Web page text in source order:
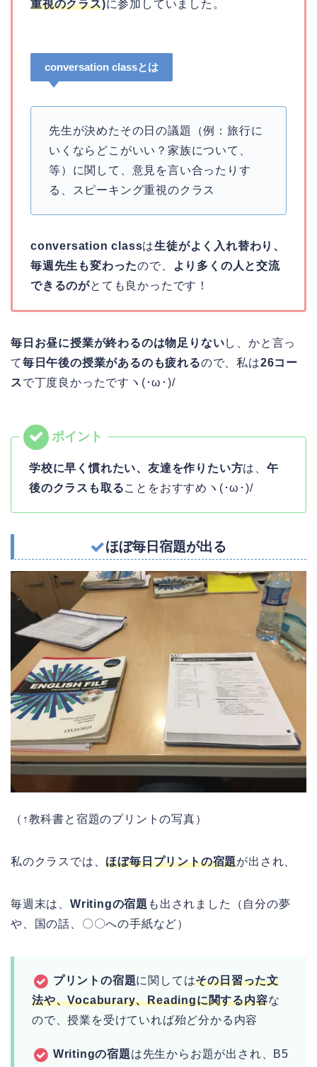
重視のクラス)に参加していました。
conversation classとは
先生が決めたその日の議題（例：旅行に
いくならどこがいい？家族について、
等）に関して、意見を言い合ったりす
る、スピーキング重視のクラス
conversation classは生徒がよく入れ替わり、
毎週先生も変わったので、
より多くの人と交流
できるのがとても良かったです！
毎日お昼に授業が終わるのは物足りないし、かと言っ
て毎日午後の授業があるのも疲れるので、私は26コー
スで丁度良かったですヽ(･ω･)/
学校に早く慣れたい、友達を作りたい方は、午
後のクラスも取ることをおすすめヽ(･ω･)/
ほぼ毎日宿題が出る
（↑教科書と宿題のプリントの写真）
私のクラスでは、ほぼ毎日プリントの宿題が出され、
毎週末は、 Writingの宿題 も出されました（自分の夢
や、国の話、〇〇への手紙など）
プリントの宿題に関してはその日習った文
法や、Vocaburary、Readingに関する内容な
ので、授業を受けていれば殆ど分かる内容
Writingの宿題は先生からお題が出され、B5